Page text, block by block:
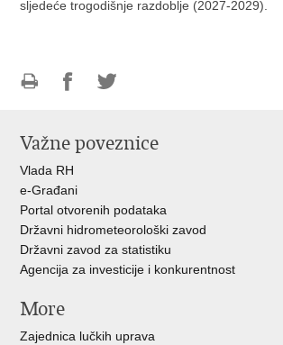
sljedeće trogodišnje razdoblje (2027-2029).
Facebooku
Twitteru
Važne poveznice
Vlada RH
e-Građani
Portal otvorenih podataka
Državni hidrometeorološki zavod
Državni zavod za statistiku
Agencija za investicije i konkurentnost
More
Zajednica lučkih uprava